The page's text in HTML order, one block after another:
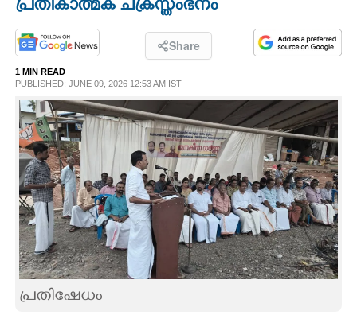
OPINION
PHOTOS
LIFESTYLE
SPIRITUAL
INFO+
ART
പ്രതീകാത്മക ചക്രസ്തംഭനം
Share
1 MIN READ
PUBLISHED: JUNE 09, 2026 12:53 AM IST
പ്രതിഷേധം